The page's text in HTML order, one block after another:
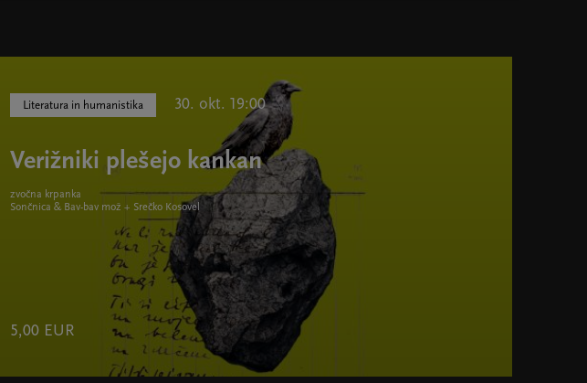
Literatura in humanistika 30. okt. 19:00
Verižniki plešejo kankan
zvočna krpanka
Sončnica & Bav-bav mož + Srečko Kosovel
5,00 EUR